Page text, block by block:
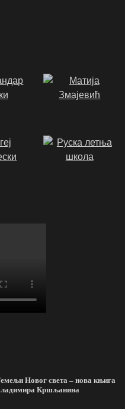
Новог света – нова књига
Кршљанина